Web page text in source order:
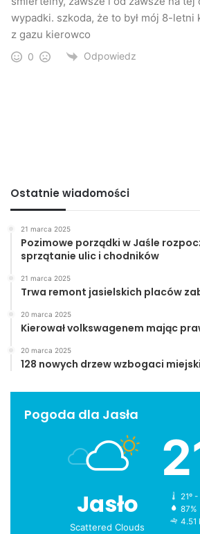
wypadki. szkoda, że to był mój 8-letni
z gazu kierowco
0 Odpowiedz
Ostatnie wiadomości
21 marca 2025
Pozimowe porządki w Jaśle
sprzątanie ulic i chodników
21 marca 2025
Trwa remont jasielskich placów
20 marca 2025
Kierował volkswagenem mając
20 marca 2025
128 nowych drzew wzbogaci
Pogoda dla Jasła
Jasło
Scattered Clouds
21º -
87%
4.51